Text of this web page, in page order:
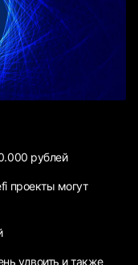
рублей
проекты могут
удвоить и также